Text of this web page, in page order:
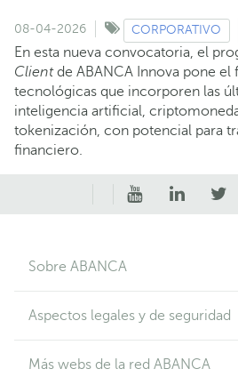
08-04-2026 CORPORATIVO
En esta nueva convocatoria, el
Clientde ABANCA Innova pone el
tecnológicas que incorporen las
inteligencia artificial,
tokenización, con potencial para
financiero.
Sobre ABANCA
Aspectos legales y de seguridad
Más webs de la red ABANCA